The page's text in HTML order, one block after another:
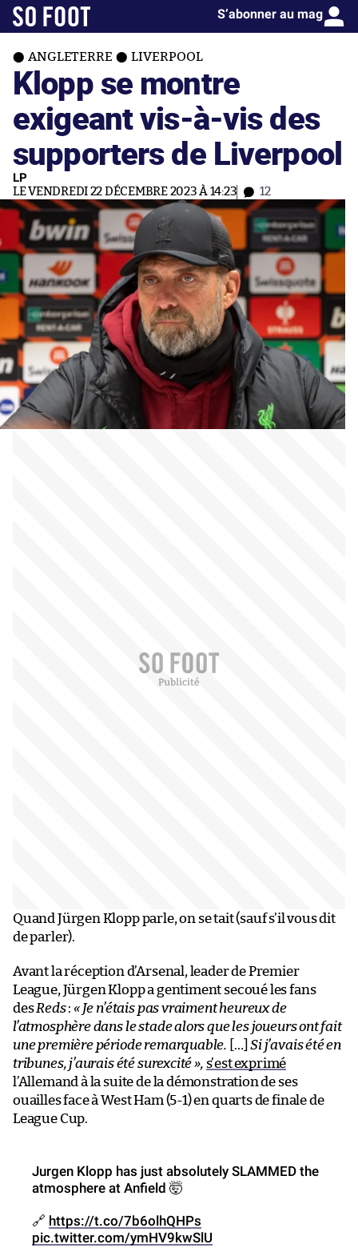
S’abonner au mag
ANGLETERRE LIVERPOOL
Klopp se montre
exigeant vis-à-vis des
supporters de Liverpool
LP
LE VENDREDI 22 DÉCEMBRE 2023 À 14:23 12
Quand Jürgen Klopp parle, on se tait (sauf s’il vous dit
de parler).
Avant la réception d’Arsenal, leader de Premier
League, Jürgen Klopp a gentiment secoué les fans
desReds:« Je n’étais pas vraiment heureux de
l’atmosphère dans le stade alors que les joueurs ont fait
une première période remarquable.
[…] Si j’avais été en
tribunes, j’aurais été surexcité », s’est exprimé
l’Allemand à la suite de la démonstration de ses
ouailles face à West Ham (5-1) en quarts de finale de
League Cup.
Jurgen Klopp has just absolutely SLAMMED the
atmosphere at Anfield 🤯
🔗 https://t.co/7b6olhQHPs
pic.twitter.com/ymHV9kwSlU